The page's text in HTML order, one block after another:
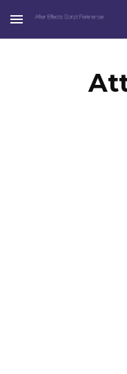
Skip to main content